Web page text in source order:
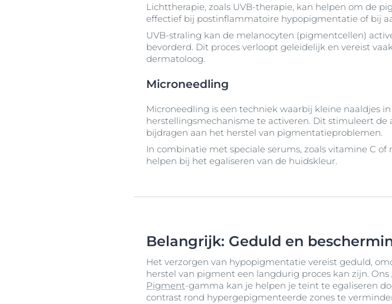
Lichttherapie, zoals UVB-therapie, kan helpen om de
effectief bij postinflammatoire hypopigmentatie of bij
UVB-straling kan de melanocyten (pigmentcellen)
bevorderd. Dit proces verloopt geleidelijk en vereist
dermatoloog.
Microneedling
Microneedling is een techniek waarbij kleine naaldjes
herstellingsmechanisme te activeren. Dit stimuleert
bijdragen aan het herstel van pigmentatieproblemen.
In combinatie met speciale serums, zoals vitamine C
helpen bij het egaliseren van de huidskleur.
Belangrijk: Geduld en
Het verzorgen van hypopigmentatie vereist geduld,
herstel van pigment een langdurig proces kan zijn. Ons
Pigment-gamma kan je helpen je teint te egaliseren
contrast rond hypergepigmenteerde zones te